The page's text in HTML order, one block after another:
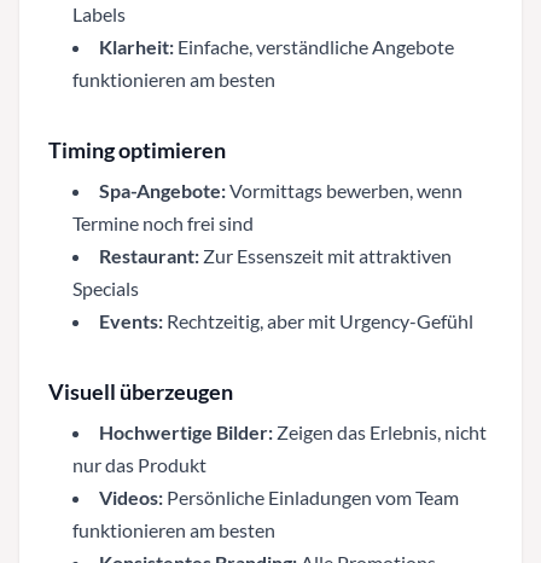
Labels
Klarheit: Einfache, verständliche Angebote
funktionieren am besten
Timing optimieren
Spa-Angebote:Vormittags bewerben, wenn
Termine noch frei sind
Restaurant: Zur Essenszeit mit attraktiven
Specials
Events: Rechtzeitig, aber mit Urgency-Gefühl
Visuell überzeugen
Hochwertige Bilder: Zeigen das Erlebnis, nicht
nur das Produkt
Videos: Persönliche Einladungen vom Team
funktionieren am besten